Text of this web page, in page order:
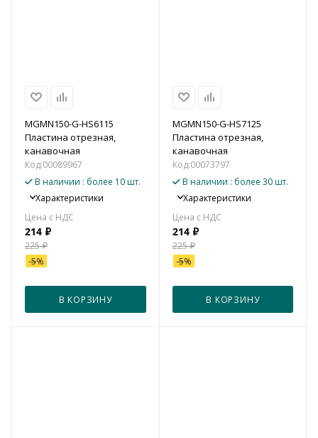
MGMN150-G-HS6115
Пластина отрезная,
канавочная
Код:00089967
В наличии : более 10 шт.
Характеристики
214 ₽
225₽
-5%
В КОРЗИНУ
MGMN150-G-HS7125
Пластина отрезная,
канавочная
Код:00073797
В наличии : более 30 шт.
Характеристики
214₽
225₽
-5%
В КОРЗИНУ